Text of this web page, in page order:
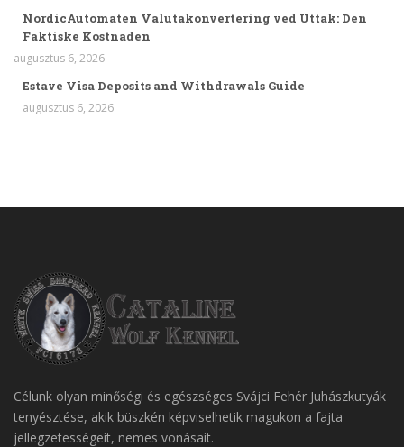
NordicAutomaten Valutakonvertering ved Uttak: Den
Faktiske Kostnaden
augusztus 6, 2026
Estave Visa Deposits and Withdrawals Guide
augusztus 6, 2026
Célunk olyan minőségi és egészséges Svájci Fehér Juhászkutyák
tenyésztése, akik büszkén képviselhetik magukon a fajta
jellegzetességeit, nemes vonásait.